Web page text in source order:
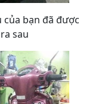
của bạn đã được
sau